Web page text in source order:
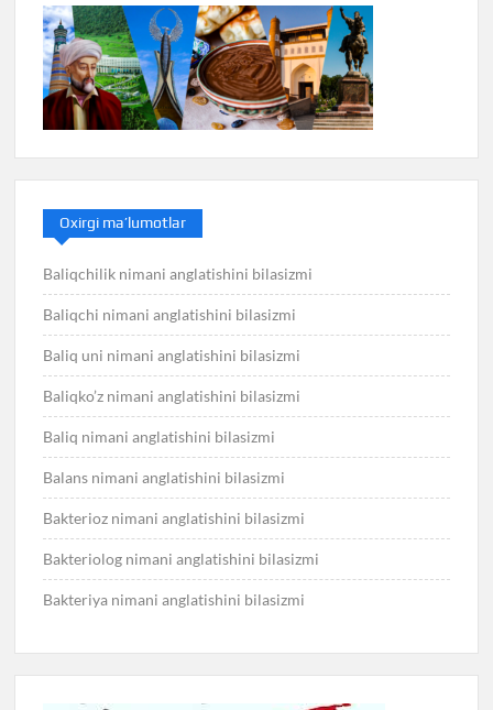
Oxirgi ma’lumotlar
Baliqchilik nimani anglatishini bilasizmi
Baliqchi nimani anglatishini bilasizmi
Baliq uni nimani anglatishini bilasizmi
Baliqko’z nimani anglatishini bilasizmi
Baliq nimani anglatishini bilasizmi
Balans nimani anglatishini bilasizmi
Bakterioz nimani anglatishini bilasizmi
Bakteriolog nimani anglatishini bilasizmi
Bakteriya nimani anglatishini bilasizmi